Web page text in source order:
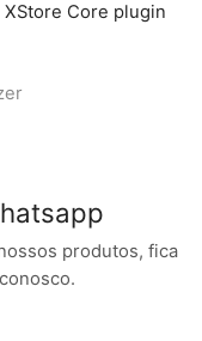
Core plugin
produtos, fica